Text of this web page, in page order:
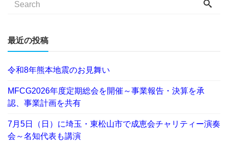
最近の投稿
令和8年熊本地震のお見舞い
MFCG2026年度定期総会を開催～事業報告・決算を承
認、事業計画を共有
7月5日（日）に埼玉・東松山市で成恵会チャリティー演奏
会～名知代表も講演